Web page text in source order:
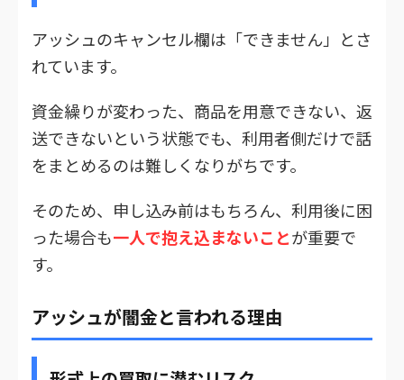
アッシュのキャンセル欄は「できません」とさ
れています。
資金繰りが変わった、商品を用意できない、返
送できないという状態でも、利用者側だけで話
をまとめるのは難しくなりがちです。
そのため、申し込み前はもちろん、利用後に困
った場合も一人で抱え込まないことが重要で
す。
アッシュが闇金と言われる理由